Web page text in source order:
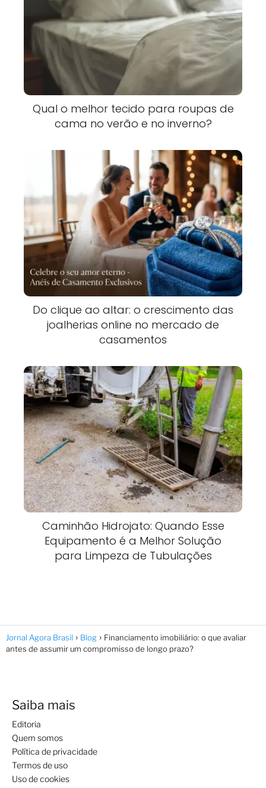
Qual o melhor tecido para roupas de
cama no verão e no inverno?
Do clique ao altar: o crescimento das
joalherias online no mercado de
casamentos
Caminhão Hidrojato: Quando Esse
Equipamento é a Melhor Solução
para Limpeza de Tubulações
Jornal Agora Brasil Blog
Financiamento imobiliário: o que avaliar
antes de assumir um compromisso de longo prazo?
Saiba mais
Editoria
Quem somos
Política de privacidade
Termos de uso
Uso de cookies